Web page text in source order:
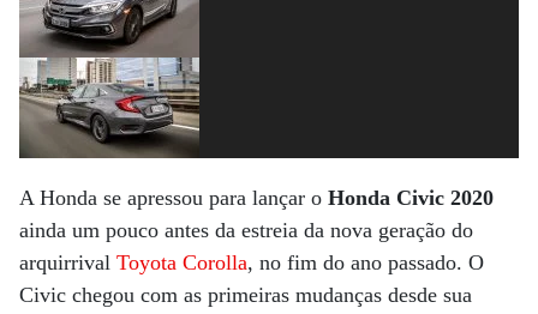
A Honda se apressou para lançar o Honda Civic 2020
ainda um pouco antes da estreia da nova geração do
arquirrival Toyota Corolla, no fim do ano passado. O
Civic chegou com as primeiras mudanças desde sua